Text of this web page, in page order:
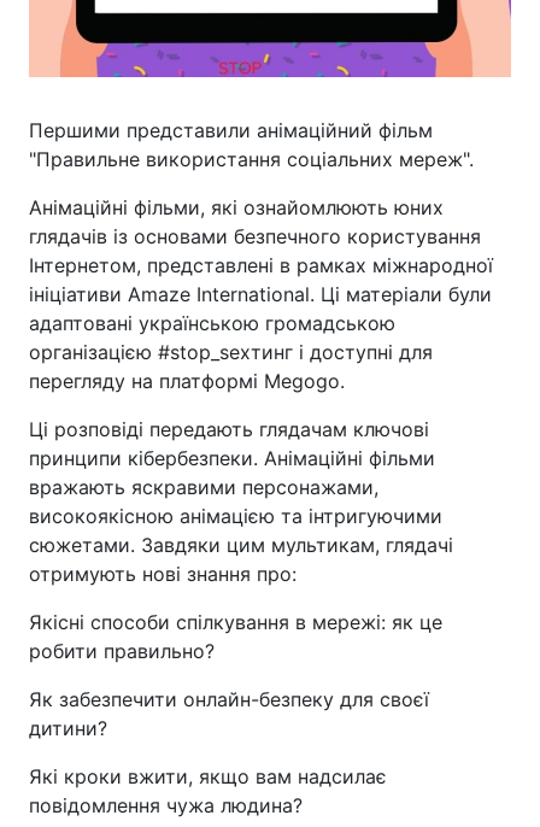
Першими представили анімаційний фільм
"Правильне використання соціальних мереж".
Анімаційні фільми, які ознайомлюють юних
глядачів із основами безпечного користування
Інтернетом, представлені в рамках міжнародної
ініціативи Amaze International. Ці матеріали були
адаптовані українською громадською
організацією #stop_sexтинг і доступні для
перегляду на платформі Megogo.
Ці розповіді передають глядачам ключові
принципи кібербезпеки. Анімаційні фільми
вражають яскравими персонажами,
високоякісною анімацією та інтригуючими
сюжетами. Завдяки цим мультикам, глядачі
отримують нові знання про:
Якісні способи спілкування в мережі: як це
робити правильно?
Як забезпечити онлайн-безпеку для своєї
дитини?
Які кроки вжити, якщо вам надсилає
повідомлення чужа людина?